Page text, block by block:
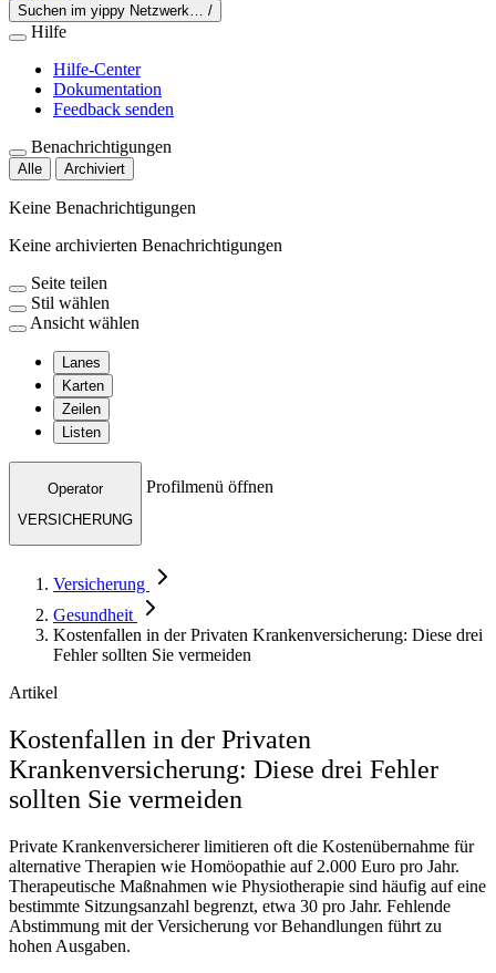
Suchen im yippy Netzwerk… /
Hilfe
Hilfe-Center
Dokumentation
Feedback senden
Benachrichtigungen
Alle Archiviert
Keine Benachrichtigungen
Keine archivierten Benachrichtigungen
Seite teilen
Stil wählen
Ansicht wählen
Lanes
Karten
Zeilen
Listen
Operator
VERSICHERUNG
Profilmenü öffnen
Versicherung
Gesundheit
Kostenfallen in der Privaten Krankenversicherung: Diese drei
Fehler sollten Sie vermeiden
Artikel
Kostenfallen in der Privaten
Krankenversicherung: Diese drei Fehler
sollten Sie vermeiden
Private Krankenversicherer limitieren oft die Kostenübernahme für
alternative Therapien wie Homöopathie auf 2.000 Euro pro Jahr.
Therapeutische Maßnahmen wie Physiotherapie sind häufig auf eine
bestimmte Sitzungsanzahl begrenzt, etwa 30 pro Jahr. Fehlende
Abstimmung mit der Versicherung vor Behandlungen führt zu
hohen Ausgaben.